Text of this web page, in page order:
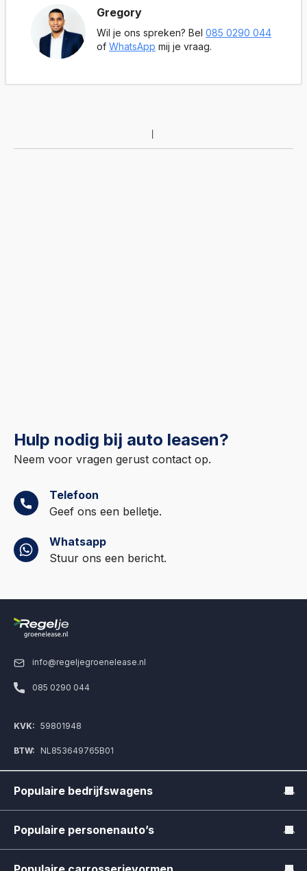
Gregory
Wil je ons spreken? Bel 085 0290 044
of WhatsApp mij je vraag.
Hulp nodig bij auto leasen?
Neem voor vragen gerust contact op.
Telefoon
Geef ons een belletje.
Whatsapp
Stuur ons een bericht.
info@regeljegroenelease.nl
085 0290 044
KVK: 59801948
BTW: NL853649765B01
Populaire bedrijfswagens
Volkswagen ID.Buzz
Mercedes-Benz e-Vito
Populaire personenauto’s
Tesla Model 3